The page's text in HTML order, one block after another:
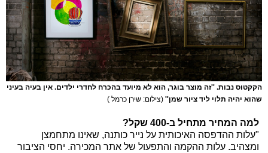
הקקטוס נבות. ''זה מוצר בוגר, הוא לא מיועד בהכרח לחדרי ילדים. אין בעיה בעיני
שהוא יהיה תלוי ליד ציור שמן'' (צילום: שירן כרמל )
למה המחיר מתחיל ב-400 שקל?
"עלות ההדפסה האיכותית על נייר כותנה, שאינו מתחמצן
ומצהיב. עלות ההקמה והתפעול של אתר המכירה. יחסי הציבור